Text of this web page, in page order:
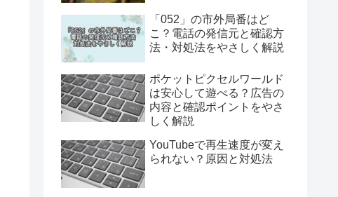
「052」の市外局番はど
こ？電話の発信元と確認方
法・対処法をやさしく解説
ポケットピクセルワールド
は安心して遊べる？広告の
内容と確認ポイントをやさ
しく解説
YouTubeで再生速度が変え
られない？原因と対処法